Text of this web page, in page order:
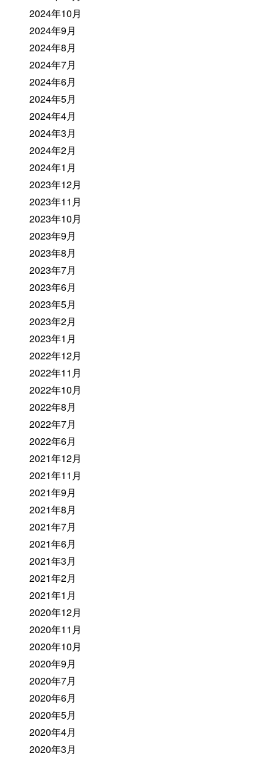
2024年10月
2024年9月
2024年8月
2024年7月
2024年6月
2024年5月
2024年4月
2024年3月
2024年2月
2024年1月
2023年12月
2023年11月
2023年10月
2023年9月
2023年8月
2023年7月
2023年6月
2023年5月
2023年2月
2023年1月
2022年12月
2022年11月
2022年10月
2022年8月
2022年7月
2022年6月
2021年12月
2021年11月
2021年9月
2021年8月
2021年7月
2021年6月
2021年3月
2021年2月
2021年1月
2020年12月
2020年11月
2020年10月
2020年9月
2020年7月
2020年6月
2020年5月
2020年4月
2020年3月